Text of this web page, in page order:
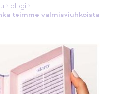
blogi
teimme valmisviuhkoista